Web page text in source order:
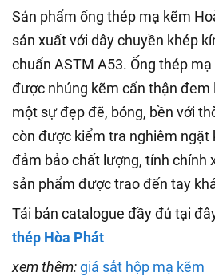
Sản phẩm ống thép mạ kẽm
sản xuất với dây chuyền khép
chuẩn ASTM A53. Ống thép
được nhúng kẽm cẩn thận đem
một sự đẹp đẽ, bóng, bền với
còn được kiểm tra nghiêm ngặt
đảm bảo chất lượng, tính chính
sản phẩm được trao đến tay
Tải bản catalogue đầy đủ tại
thép Hòa Phát
xem thêm:giá sắt hộp mạ kẽm